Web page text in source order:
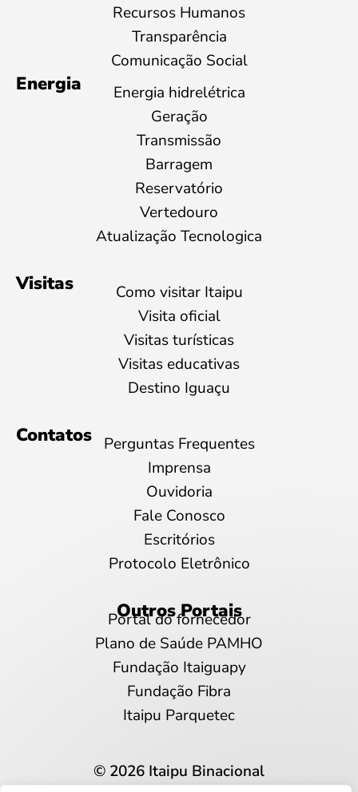
Recursos Humanos
Transparência
Comunicação Social
Energia
Energia hidrelétrica
Geração
Transmissão
Barragem
Reservatório
Vertedouro
Atualização Tecnologica
Visitas
Como visitar Itaipu
Visita oficial
Visitas turísticas
Visitas educativas
Destino Iguaçu
Contatos
Perguntas Frequentes
Imprensa
Ouvidoria
Fale Conosco
Escritórios
Protocolo Eletrônico
Outros Portais
Portal do fornecedor
Plano de Saúde PAMHO
Fundação Itaiguapy
Fundação Fibra
Itaipu Parquetec
© 2026 Itaipu Binacional